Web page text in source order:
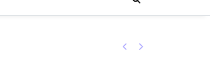
Previous
Next